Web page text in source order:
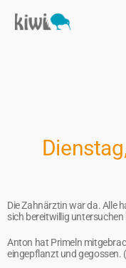
Die Zahnärztin war da. Alle
sich bereitwillig untersuchen
Anton hat Primeln
eingepflanzt und gegossen.